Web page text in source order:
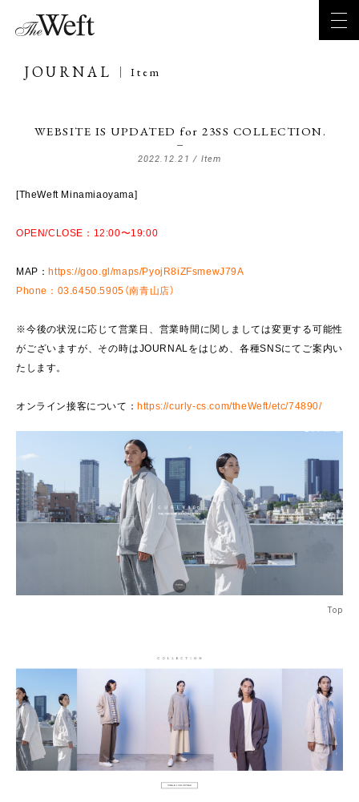
JOURNAL Item
WEBSITE IS UPDATED for 23SS COLLECTION.
2022.12.21 / Item
[TheWeft Minamiaoyama]
OPEN/CLOSE：12:00〜19:00
MAP：https://goo.gl/maps/PyojR8iZFsmewJ79A
Phone：03.6450.5905（南青山店）
※今後の状況に応じて営業日、営業時間に関しましては変更する可能性
がございますが、その時はJOURNALをはじめ、各種SNSにてご案内い
たします。
オンライン接客について：https://curly-cs.com/theWeft/etc/74890/
Top